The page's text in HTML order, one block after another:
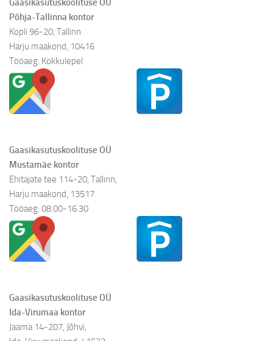
Põhja-Tallinna kontor
Kopli 96-20, Tallinn
Harju maakond, 10416
Tööaeg: Kokkulepel
Gaasikasutuskoolituse OÜ
Mustamäe kontor
Ehitajate tee 114-20, Tallinn,
Harju maakond, 13517
Tööaeg: 08.00-16.30
Gaasikasutuskoolituse OÜ
Ida-Virumaa kontor
Jaama 14-207, Jõhvi,